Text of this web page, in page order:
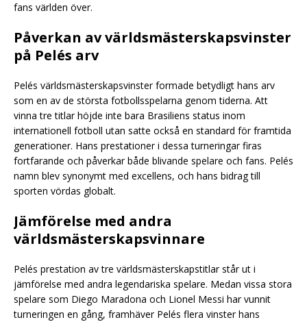
fans världen över.
Påverkan av världsmästerskapsvinster
på Pelés arv
Pelés världsmästerskapsvinster formade betydligt hans arv
som en av de största fotbollsspelarna genom tiderna. Att
vinna tre titlar höjde inte bara Brasiliens status inom
internationell fotboll utan satte också en standard för framtida
generationer. Hans prestationer i dessa turneringar firas
fortfarande och påverkar både blivande spelare och fans. Pelés
namn blev synonymt med excellens, och hans bidrag till
sporten vördas globalt.
Jämförelse med andra
världsmästerskapsvinnare
Pelés prestation av tre världsmästerskapstitlar står ut i
jämförelse med andra legendariska spelare. Medan vissa stora
spelare som Diego Maradona och Lionel Messi har vunnit
turneringen en gång, framhäver Pelés flera vinster hans